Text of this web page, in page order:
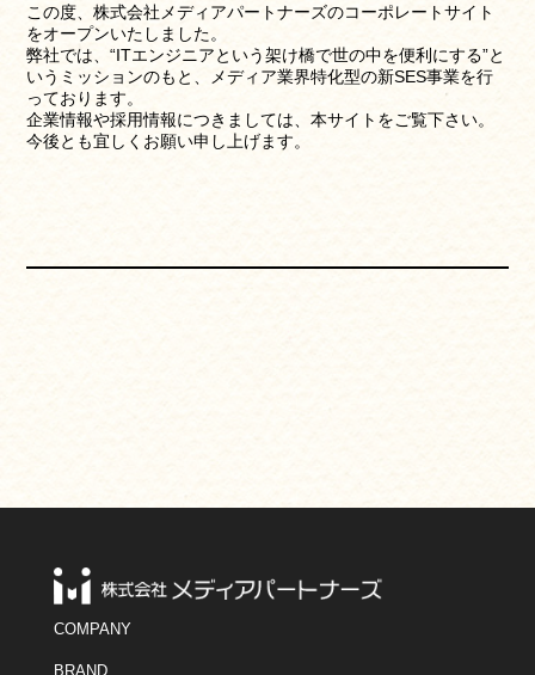
この度、株式会社メディアパートナーズのコーポレートサイト
をオープンいたしました。
弊社では、“ITエンジニアという架け橋で世の中を便利にする”と
いうミッションのもと、メディア業界特化型の新SES事業を行
っております。
企業情報や採用情報につきましては、本サイトをご覧下さい。
今後とも宜しくお願い申し上げます。
COMPANY
BRAND